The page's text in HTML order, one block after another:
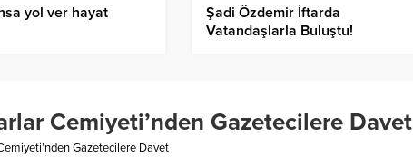
yol ver hayat
Şadi Özdemir İftarda
Vatandaşlarla Buluştu!
Cemiyeti’nden Gazetecilere Davet
Gazetecilere Davet